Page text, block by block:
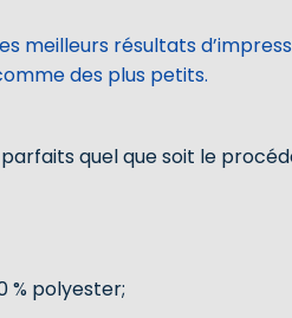
meilleurs résultats
des plus petits.
quel que soit le
% polyester;